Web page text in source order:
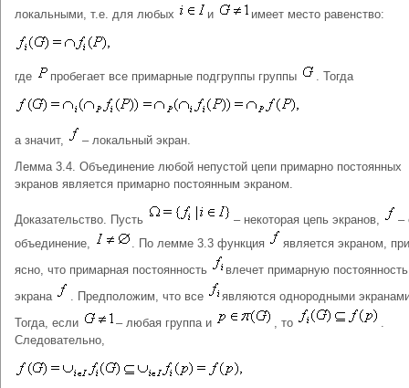
локальными, т.е. для любых
и имеет место равенство:
где пробегает все примарные подгруппы группы . Тогда
а значит,
– локальный экран.
Лемма 3.4. Объединение любой непустой цепи примарно постоянных
экранов является примарно постоянным экраном.
Доказательство. Пусть – некоторая цепь экранов,
–
объединение,
. По лемме 3.3 функция
является экраном,
ясно, что примарная постоянность
влечет примарную постоянность
экрана
. Предположим, что все
являются однородными
Тогда, если
– любая группа и , то
.
Следовательно,